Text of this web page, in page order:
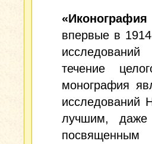
впервые в
течение
монография
исследований
лучшим,
посвященным